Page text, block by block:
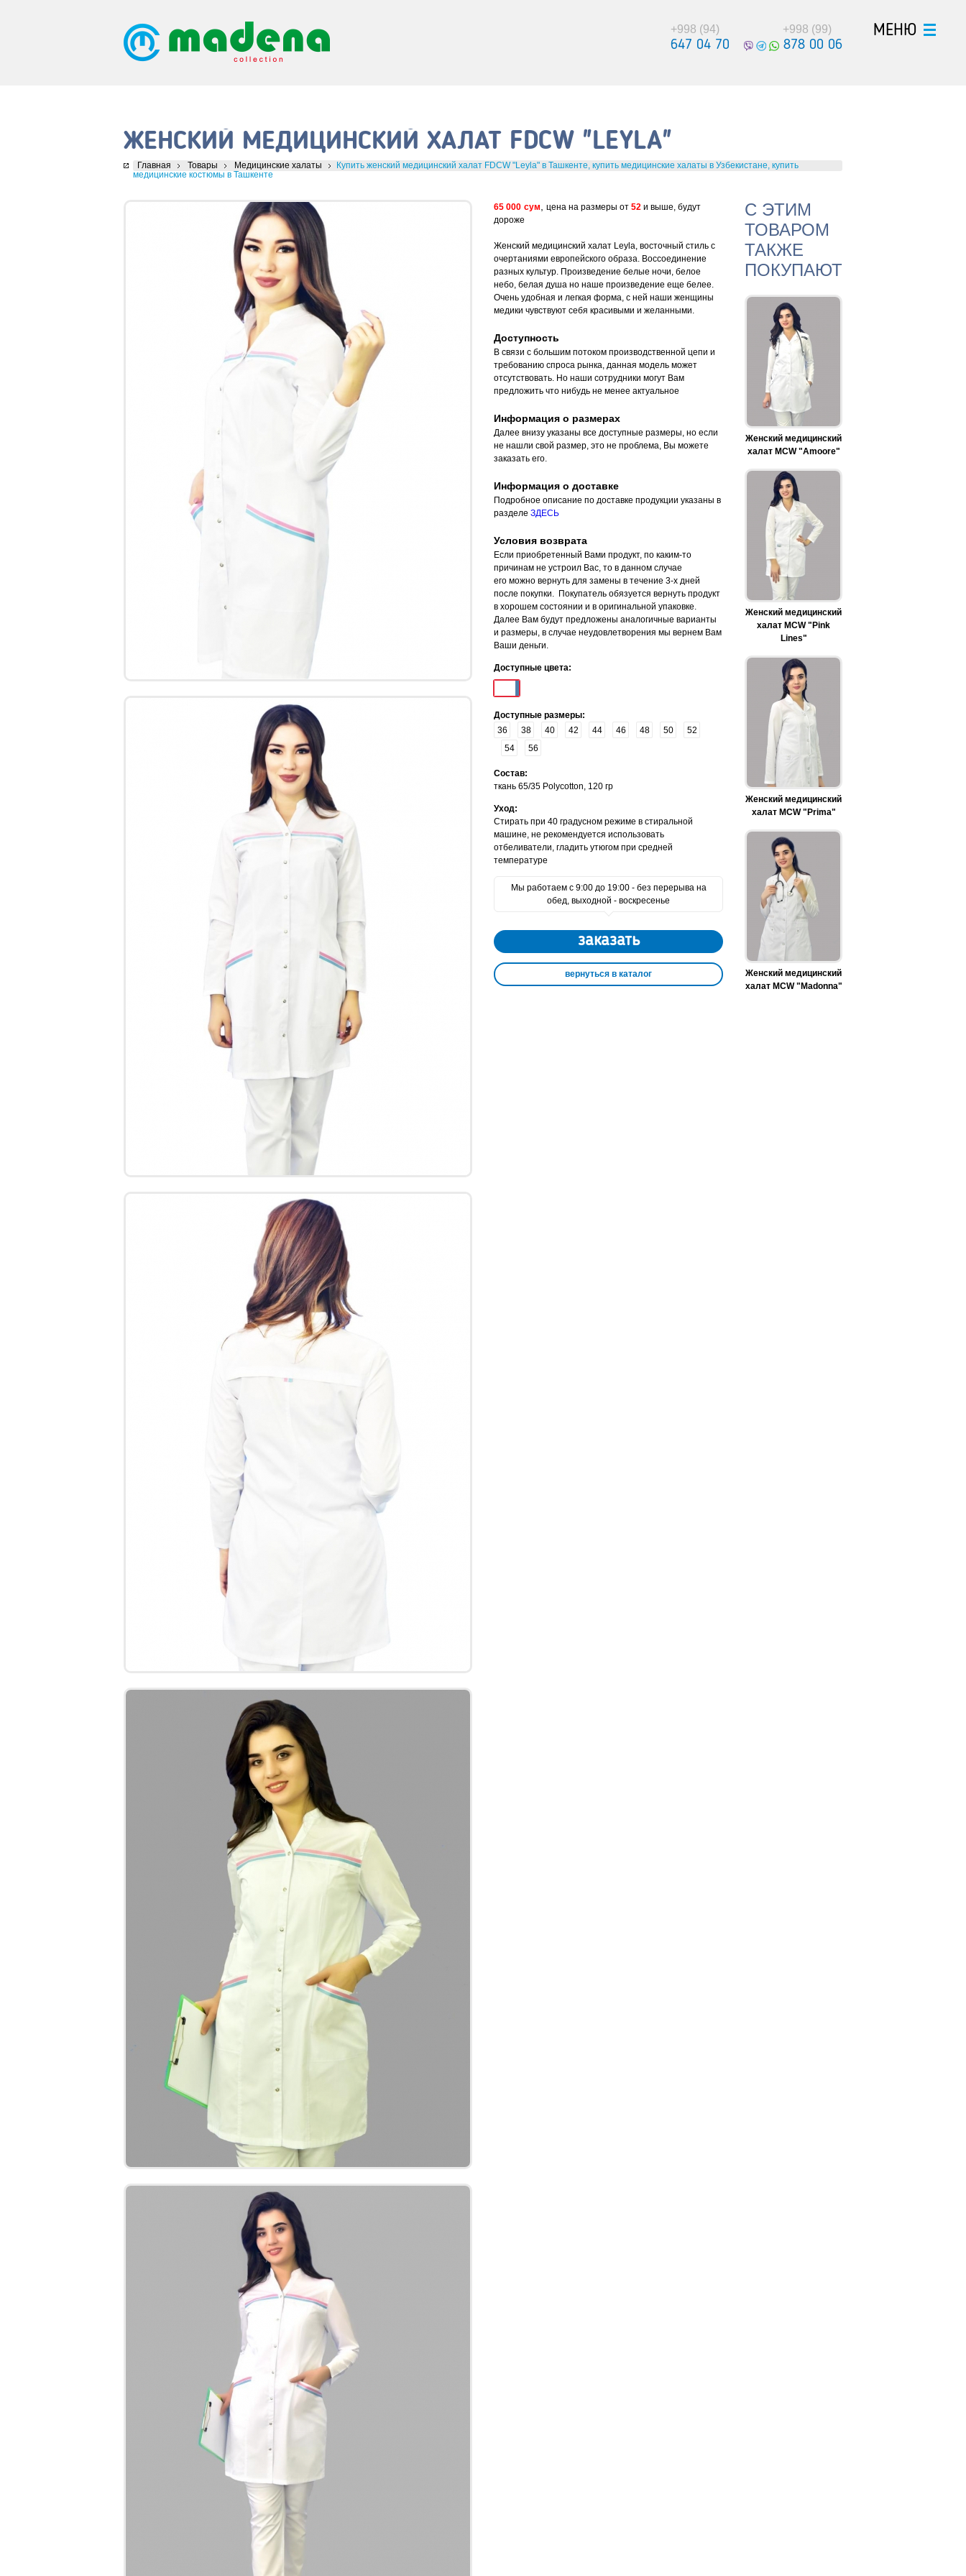
МЕНЮ
+998 (94)
647 04 70
+998 (99)
878 00 06
ЖЕНСКИЙ МЕДИЦИНСКИЙ ХАЛАТ FDCW "LEYLA"
Главная Товары Медицинские халаты
Купить женский медицинский халат FDCW "Leyla" в Ташкенте, купить медицинские халаты в Узбекистане, купить
медицинские костюмы в Ташкенте
65 000 сум цена на размеры от 52 и выше, будут
дороже
Женский медицинский халат Leyla, восточный стиль с
очертаниями европейского образа. Воссоединение
разных культур. Произведение белые ночи, белое
небо, белая душа но наше произведение еще белее.
Очень удобная и легкая форма, с ней наши женщины
медики чувствуют себя красивыми и желанными.
Доступность
В связи с большим потоком производственной цепи и
требованию спроса рынка, данная модель может
отсутствовать. Но наши сотрудники могут Вам
предложить что нибудь не менее актуальное
Информация о размерах
Далее внизу указаны все доступные размеры, но если
не нашли свой размер, это не проблема, Вы можете
заказать его.
Информация о доставке
Подробное описание по доставке продукции указаны в
разделе ЗДЕСЬ
Условия возврата
Если приобретенный Вами продукт, по каким-то
причинам не устроил Вас, то в данном случае
его можно вернуть для замены в течение 3-х дней
после покупки. Покупатель обязуется вернуть продукт
в хорошем состоянии и в оригинальной упаковке.
Далее Вам будут предложены аналогичные варианты
и размеры, в случае неудовлетворения мы вернем Вам
Ваши деньги.
Доступные цвета:
Доступные размеры:
36
38 40 42 44 46 48 50
52
54
56
Состав:
ткань 65/35 Polycotton, 120 гр
Уход:
Стирать при 40 градусном режиме в стиральной
машине, не рекомендуется использовать
отбеливатели, гладить утюгом при средней
температуре
Мы работаем с 9:00 до 19:00 - без перерыва на
обед, выходной - воскресенье
заказать
вернуться в каталог
С ЭТИМ
ТОВАРОМ
ТАКЖЕ
ПОКУПАЮТ
Женский медицинский
халат MCW "Amoore"
Женский медицинский
халат MCW "Pink
Lines"
Женский медицинский
халат MCW "Prima"
Женский медицинский
халат MCW "Madonna"